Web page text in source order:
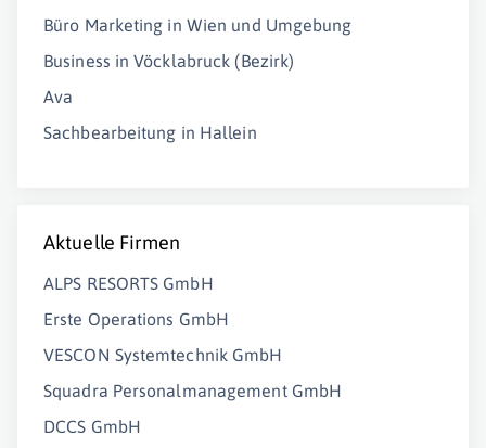
Büro Marketing in Wien und Umgebung
Business in Vöcklabruck (Bezirk)
Ava
Sachbearbeitung in Hallein
Aktuelle Firmen
ALPS RESORTS GmbH
Erste Operations GmbH
VESCON Systemtechnik GmbH
Squadra Personalmanagement GmbH
DCCS GmbH